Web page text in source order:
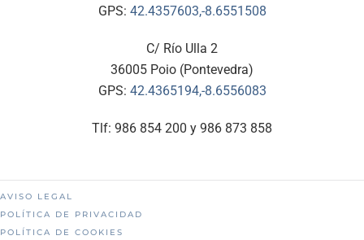
GPS: 42.4357603,-8.6551508
C/ Río Ulla 2
36005 Poio (Pontevedra)
GPS: 42.4365194,-8.6556083
Tlf: 986 854 200 y 986 873 858
AVISO LEGAL
POLÍTICA DE PRIVACIDAD
POLÍTICA DE COOKIES